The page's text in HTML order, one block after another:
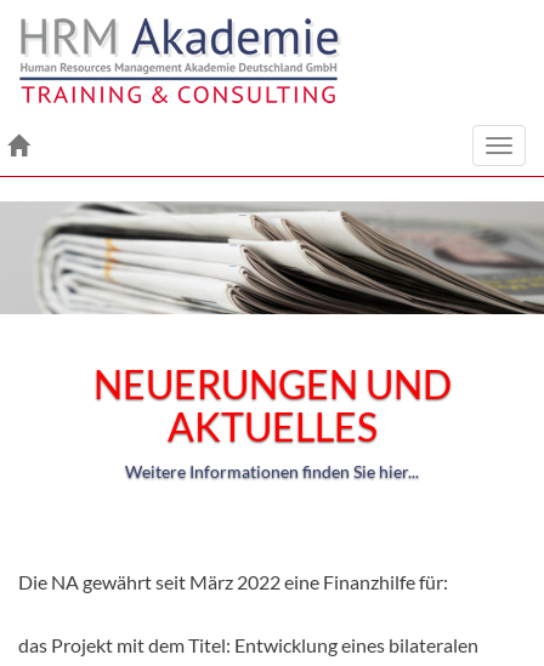
NEUERUNGEN UND
AKTUELLES
Weitere Informationen finden Sie hier...
Die NA gewährt seit März 2022 eine Finanzhilfe für:
das Projekt mit dem Titel: Entwicklung eines bilateralen